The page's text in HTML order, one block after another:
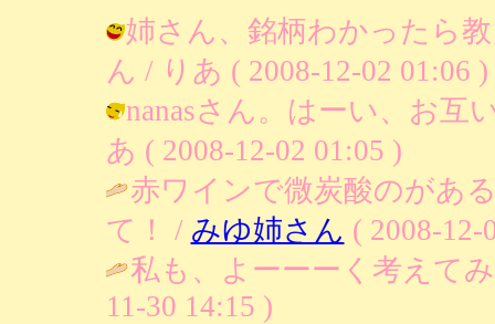
姉さん、銘柄わかったら
ん / りあ ( 2008-12-02 01:06 )
nanasさん。はーい、お互
あ ( 2008-12-02 01:05 )
赤ワインで微炭酸のがあ
て！ / みゆ姉さん ( 2008-12-
私も、よーーーく考えて
11-30 14:15 )